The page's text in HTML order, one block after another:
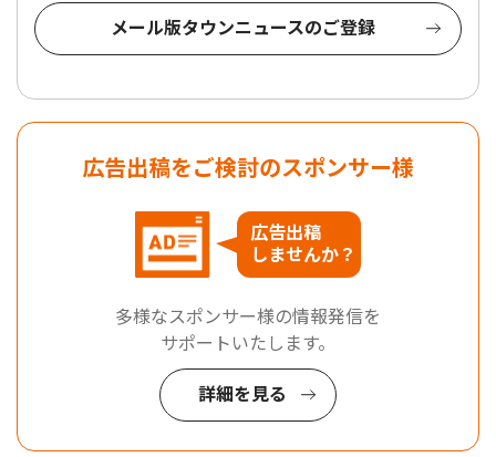
メール版タウンニュースのご登録
広告出稿をご検討のスポンサー様
広告出稿
しませんか？
多様なスポンサー様の情報発信を
サポートいたします。
詳細を見る